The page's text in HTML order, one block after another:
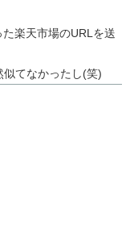
た楽天市場のURLを送
似てなかったし(笑)